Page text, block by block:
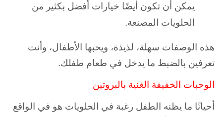
يمكن أن تكون أيضًا خيارات أفضل بكثير من
الحلويات المصنعة.
هذه الوصفات سهلة، لذيذة، ويحبها الأطفال، وأنت
تعرفين بالضبط ما يدخل في طعام طفلك.
الوجبات الخفيفة الغنية بالبروتين
أحيانًا ما يظنه الطفل رغبة في الحلويات هو في الواقع